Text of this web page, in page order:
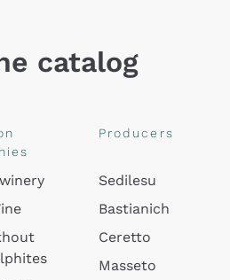
catalog
Producers
Sedilesu
Bastianich
Ceretto
Masseto